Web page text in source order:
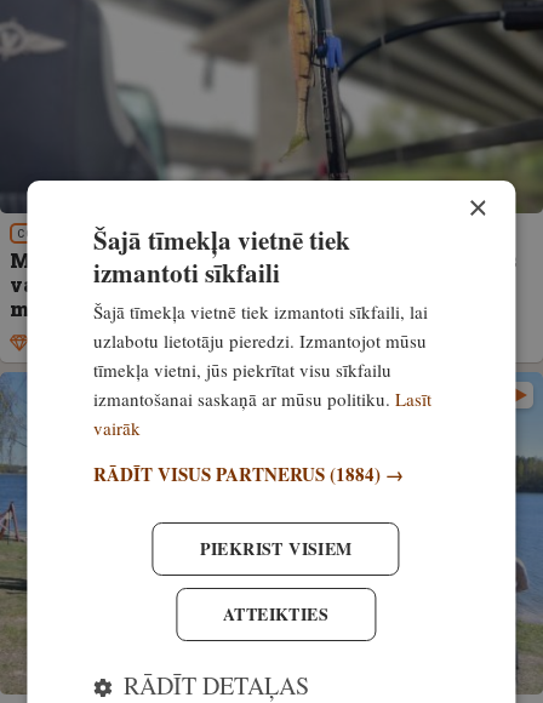
COPE
Makšķeraukla aptinās ap apakšējo elektrolīnijas
vadu, un cilvēks mira. Par elektrodrošību
makšķerējot
Ekskluzīvi 6. maijs, 2026
×
Šajā tīmekļa vietnē tiek
izmantoti sīkfaili
Šajā tīmekļa vietnē tiek izmantoti sīkfaili, lai
uzlabotu lietotāju pieredzi. Izmantojot mūsu
tīmekļa vietni, jūs piekrītat visu sīkfailu
izmantošanai saskaņā ar mūsu politiku.Lasīt
vairāk
RĀDĪT VISUS PARTNERUS(1884) →
PIEKRIST VISIEM
ATTEIKTIES
RĀDĪT DETAĻAS